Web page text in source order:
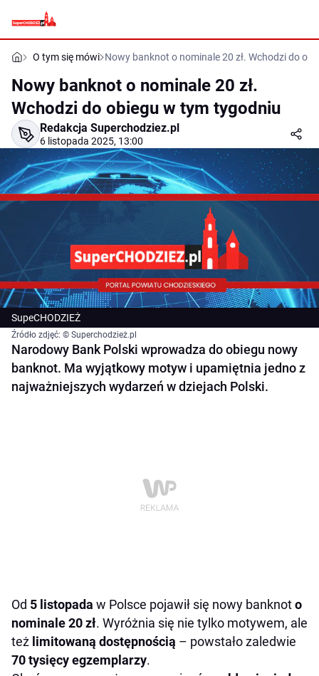
O tym się mówi Nowy banknot o nominale 20 zł. Wchodzi do
Nowy banknot o nominale 20 zł.
Wchodzi do obiegu w tym tygodniu
Redakcja Superchodziez.pl
6 listopada 2025, 13:00
SupeCHODZIEŻ
Źródło zdjęć: © Superchodzież.pl
Narodowy Bank Polski wprowadza do obiegu nowy
banknot. Ma wyjątkowy motyw i upamiętnia jedno z
najważniejszych wydarzeń w dziejach Polski.
Od 5 listopada w Polsce pojawił się nowy banknoto
nominale 20 zł. Wyróżnia się nie tylko motywem, ale
też limitowaną dostępnością – powstało zaledwie
70 tysięcy egzemplarzy.